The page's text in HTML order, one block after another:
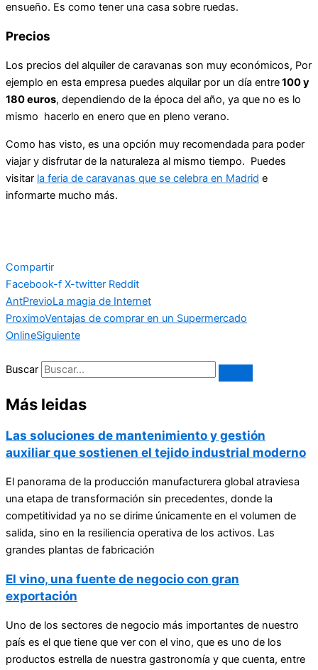
ensueño. Es como tener una casa sobre ruedas.
Precios
Los precios del alquiler de caravanas son muy económicos, Por
ejemplo en esta empresa puedes alquilar por un día entre100 y
180 euros, dependiendo de la época del año, ya que no es lo
mismo hacerlo en enero que en pleno verano.
Como has visto, es una opción muy recomendada para poder
viajar y disfrutar de la naturaleza al mismo tiempo. Puedes
visitar la feria de caravanas que se celebra en Madrid e
informarte mucho más.
Compartir
Facebook-f X-twitter Reddit
AntPrevioLa magia de Internet
ProximoVentajas de comprar en un Supermercado
OnlineSiguiente
Buscar
Más leidas
Las soluciones de mantenimiento y gestión
auxiliar que sostienen el tejido industrial moderno
El panorama de la producción manufacturera global atraviesa
una etapa de transformación sin precedentes, donde la
competitividad ya no se dirime únicamente en el volumen de
salida, sino en la resiliencia operativa de los activos. Las
grandes plantas de fabricación
El vino, una fuente de negocio con gran
exportación
Uno de los sectores de negocio más importantes de nuestro
país es el que tiene que ver con el vino, que es uno de los
productos estrella de nuestra gastronomía y que cuenta, entre